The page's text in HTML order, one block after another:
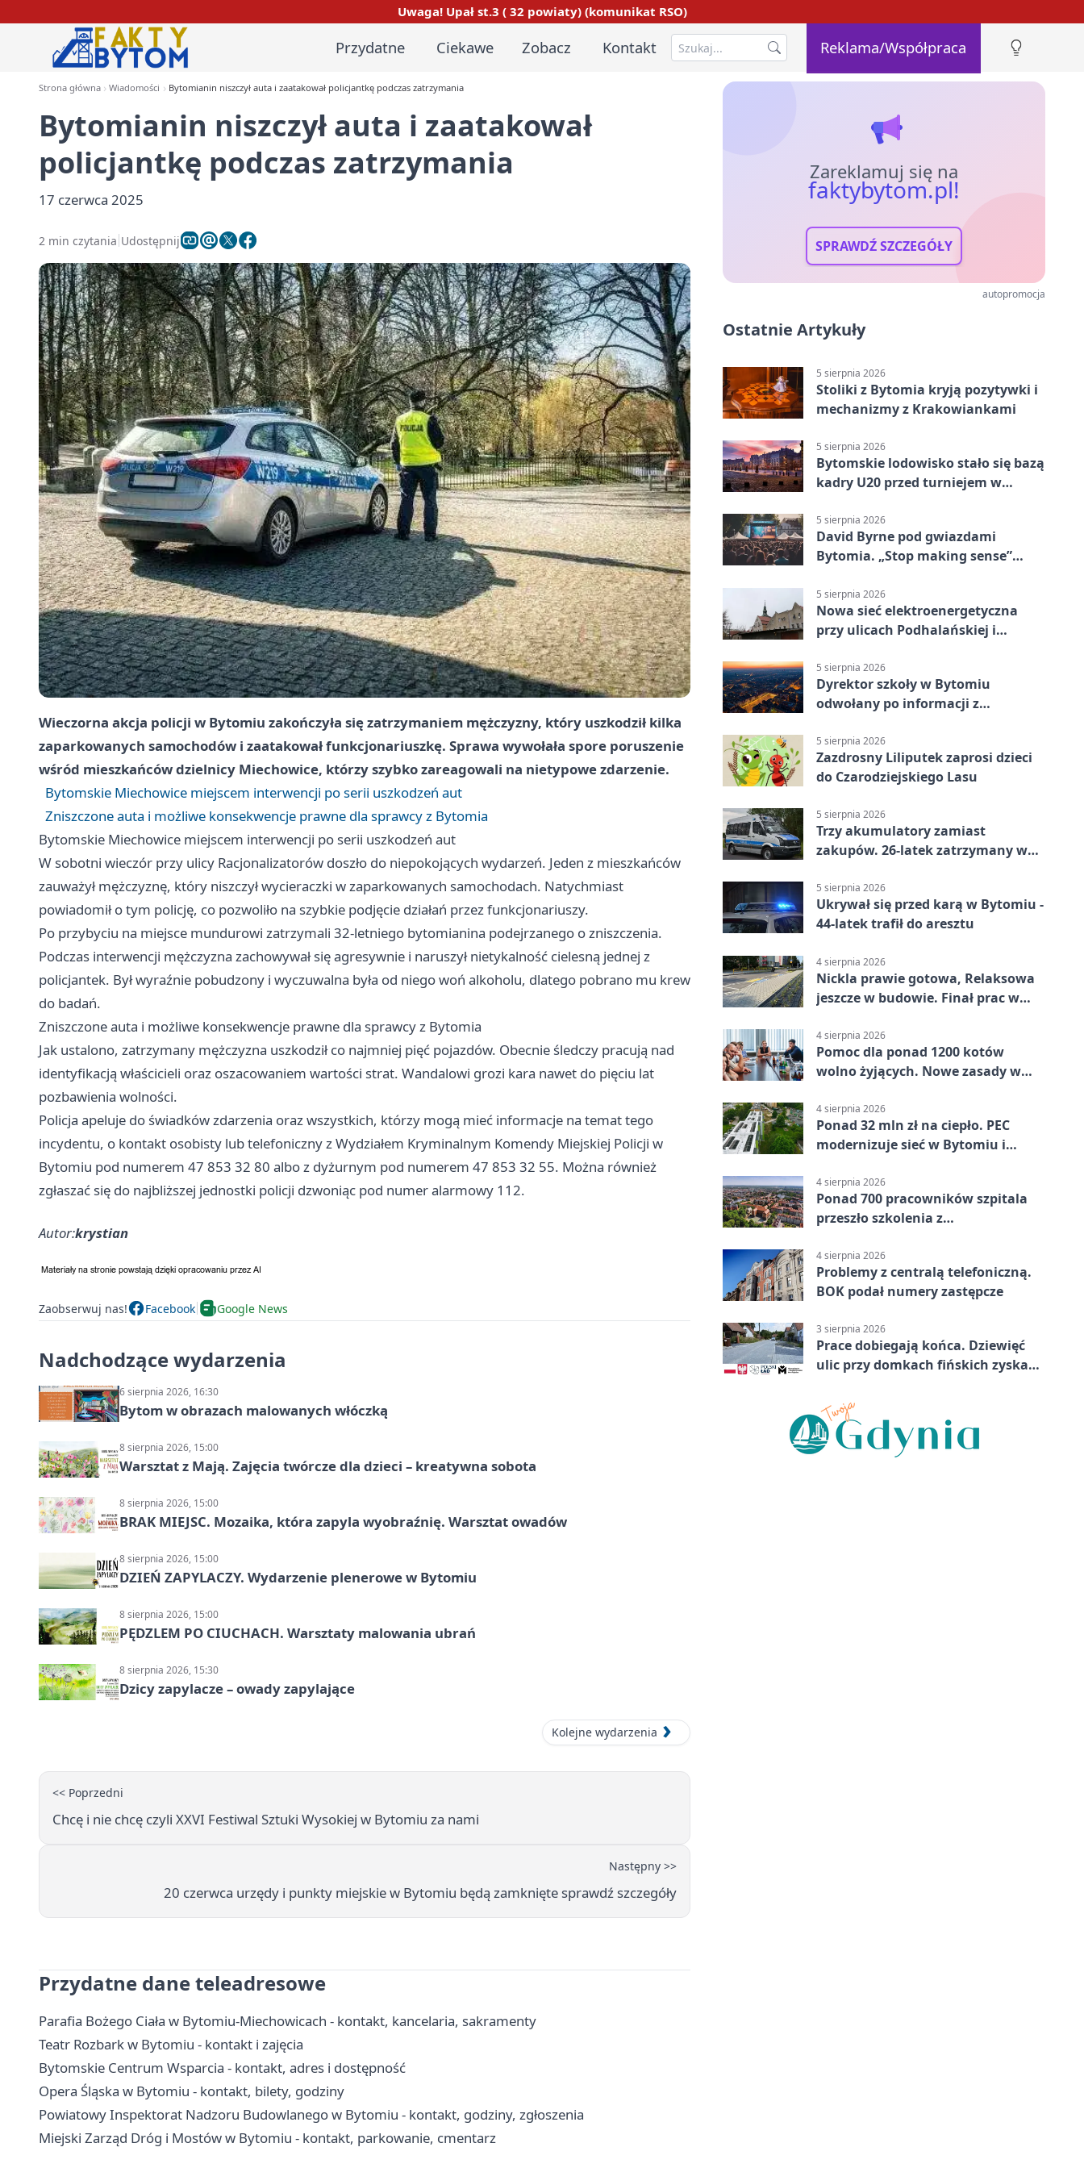
Uwaga! Upał st.3 ( 32 powiaty) (komunikat RSO)
Przydatne Ciekawe Zobacz Kontakt Reklama/Współpraca
Strona główna Wiadomości Bytomianin niszczył auta i zaatakował policjantkę podczas zatrzymania
Bytomianin niszczył auta i zaatakował
policjantkę podczas zatrzymania
17 czerwca 2025
2 min czytania Udostępnij
Wieczorna akcja policji w Bytomiu zakończyła się zatrzymaniem mężczyzny, który uszkodził kilka
zaparkowanych samochodów i zaatakował funkcjonariuszkę. Sprawa wywołała spore poruszenie
wśród mieszkańców dzielnicy Miechowice, którzy szybko zareagowali na nietypowe zdarzenie.
Bytomskie Miechowice miejscem interwencji po serii uszkodzeń aut
Zniszczone auta i możliwe konsekwencje prawne dla sprawcy z Bytomia
Bytomskie Miechowice miejscem interwencji po serii uszkodzeń aut
W sobotni wieczór przy ulicy Racjonalizatorów doszło do niepokojących wydarzeń. Jeden z mieszkańców
zauważył mężczyznę, który niszczył wycieraczki w zaparkowanych samochodach. Natychmiast
powiadomił o tym policję, co pozwoliło na szybkie podjęcie działań przez funkcjonariuszy.
Po przybyciu na miejsce mundurowi zatrzymali 32-letniego bytomianina podejrzanego o zniszczenia.
Podczas interwencji mężczyzna zachowywał się agresywnie i naruszył nietykalność cielesną jednej z
policjantek. Był wyraźnie pobudzony i wyczuwalna była od niego woń alkoholu, dlatego pobrano mu krew
do badań.
Zniszczone auta i możliwe konsekwencje prawne dla sprawcy z Bytomia
Jak ustalono, zatrzymany mężczyzna uszkodził co najmniej pięć pojazdów. Obecnie śledczy pracują nad
identyfikacją właścicieli oraz oszacowaniem wartości strat. Wandalowi grozi kara nawet do pięciu lat
pozbawienia wolności.
Policja apeluje do świadków zdarzenia oraz wszystkich, którzy mogą mieć informacje na temat tego
incydentu, o kontakt osobisty lub telefoniczny z Wydziałem Kryminalnym Komendy Miejskiej Policji w
Bytomiu pod numerem 47 853 32 80 albo z dyżurnym pod numerem 47 853 32 55. Można również
zgłaszać się do najbliższej jednostki policji dzwoniąc pod numer alarmowy 112.
Autor:krystian
Zaobserwuj nas! Facebook Google News
Nadchodzące wydarzenia
6 sierpnia 2026, 16:30
Bytom w obrazach malowanych włóczką
8 sierpnia 2026, 15:00
Warsztat z Mają. Zajęcia twórcze dla dzieci – kreatywna sobota
8 sierpnia 2026, 15:00
BRAK MIEJSC. Mozaika, która zapyla wyobraźnię. Warsztat owadów
8 sierpnia 2026, 15:00
DZIEŃ ZAPYLACZY. Wydarzenie plenerowe w Bytomiu
8 sierpnia 2026, 15:00
PĘDZLEM PO CIUCHACH. Warsztaty malowania ubrań
8 sierpnia 2026, 15:30
Dzicy zapylacze – owady zapylające
Kolejne wydarzenia
<< Poprzedni
Chcę i nie chcę czyli XXVI Festiwal Sztuki Wysokiej w Bytomiu za nami
Następny >>
20 czerwca urzędy i punkty miejskie w Bytomiu będą zamknięte sprawdź szczegóły
Przydatne dane teleadresowe
Parafia Bożego Ciała w Bytomiu-Miechowicach - kontakt, kancelaria, sakramenty
Teatr Rozbark w Bytomiu - kontakt i zajęcia
Bytomskie Centrum Wsparcia - kontakt, adres i dostępność
Opera Śląska w Bytomiu - kontakt, bilety, godziny
Powiatowy Inspektorat Nadzoru Budowlanego w Bytomiu - kontakt, godziny, zgłoszenia
Miejski Zarząd Dróg i Mostów w Bytomiu - kontakt, parkowanie, cmentarz
Zareklamuj się na
faktybytom.pl!
SPRAWDŹ SZCZEGÓŁY
autopromocja
Ostatnie Artykuły
5 sierpnia 2026
Stoliki z Bytomia kryją pozytywki i
mechanizmy z Krakowiankami
5 sierpnia 2026
Bytomskie lodowisko stało się bazą
kadry U20 przed turniejem w
5 sierpnia 2026
David Byrne pod gwiazdami
Bytomia. „Stop making sense”
5 sierpnia 2026
Nowa sieć elektroenergetyczna
przy ulicach Podhalańskiej i
5 sierpnia 2026
Dyrektor szkoły w Bytomiu
odwołany po informacji z
5 sierpnia 2026
Zazdrosny Liliputek zaprosi dzieci
do Czarodziejskiego Lasu
5 sierpnia 2026
Trzy akumulatory zamiast
zakupów. 26-latek zatrzymany w
5 sierpnia 2026
Ukrywał się przed karą w Bytomiu -
44-latek trafił do aresztu
4 sierpnia 2026
Nickla prawie gotowa, Relaksowa
jeszcze w budowie. Finał prac w
4 sierpnia 2026
Pomoc dla ponad 1200 kotów
wolno żyjących. Nowe zasady w
4 sierpnia 2026
Ponad 32 mln zł na ciepło. PEC
modernizuje sieć w Bytomiu i
4 sierpnia 2026
Ponad 700 pracowników szpitala
przeszło szkolenia z
4 sierpnia 2026
Problemy z centralą telefoniczną.
BOK podał numery zastępcze
3 sierpnia 2026
Prace dobiegają końca. Dziewięć
ulic przy domkach fińskich zyska